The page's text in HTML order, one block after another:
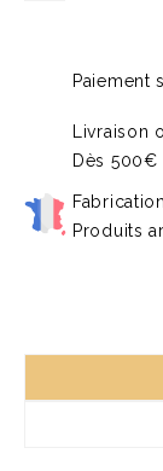
Paiement
Livraison
Dès 500€
Produits